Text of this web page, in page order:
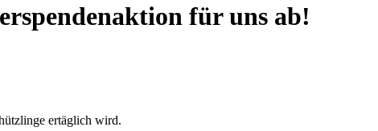
für uns ab!
ertäglich wird.